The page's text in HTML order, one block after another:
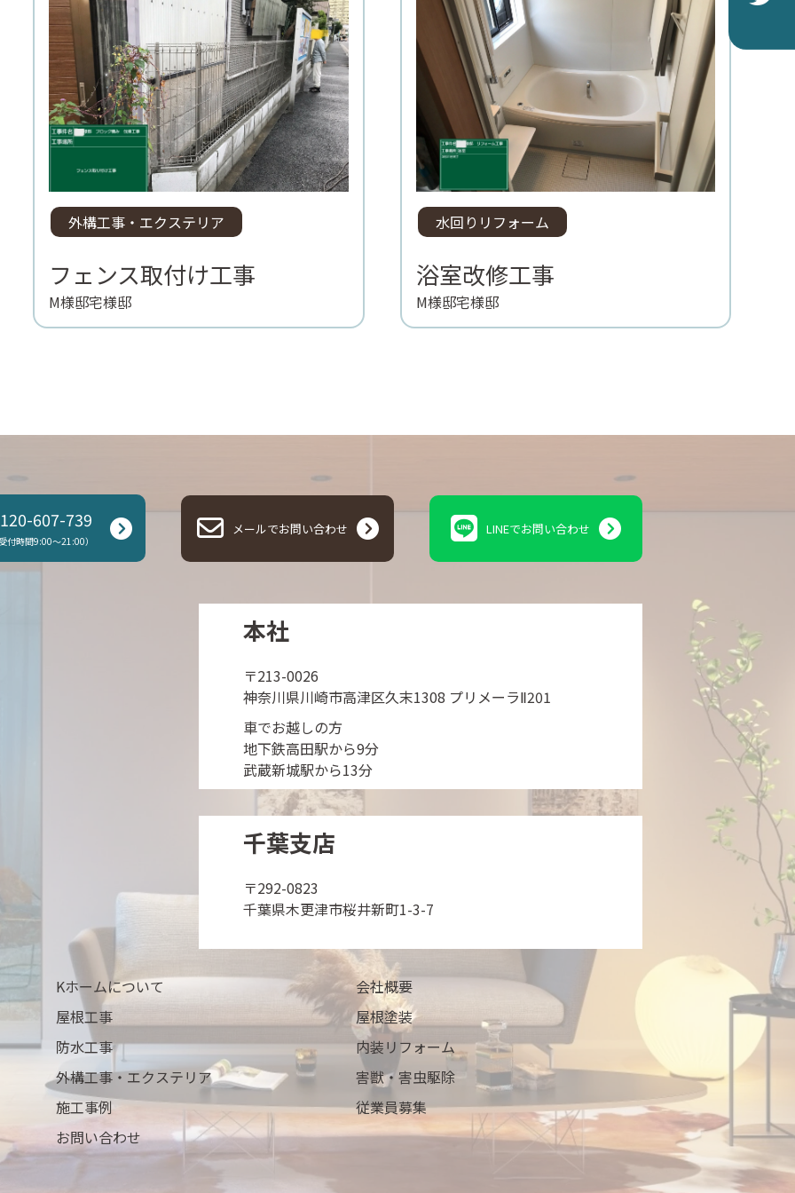
外構工事・エクステリア
フェンス取付け工事
M様邸宅様邸
水回りリフォーム
浴室改修工事
M様邸宅様邸
607-739
付時間9:00～21:00）
メールでお問い合わせ LINEでお問い合わせ
本社
〒213-0026
神奈川県川崎市高津区久末1308 プリメーラⅡ201
車でお越しの方
地下鉄高田駅から9分
武蔵新城駅から13分
千葉支店
〒292-0823
千葉県木更津市桜井新町1-3-7
Kホームについて
屋根工事
防水工事
外構工事・エクステリア
施工事例
お問い合わせ
会社概要
屋根塗装
内装リフォーム
害獣・害虫駆除
従業員募集